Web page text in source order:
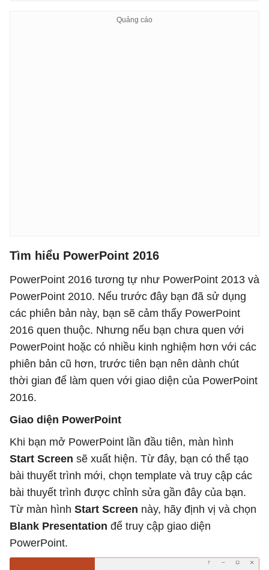
Tìm hiểu PowerPoint 2016
PowerPoint 2016 tương tự như PowerPoint 2013 và
PowerPoint 2010. Nếu trước đây bạn đã sử dụng
các phiên bản này, bạn sẽ cảm thấy PowerPoint
2016 quen thuộc. Nhưng nếu bạn chưa quen với
PowerPoint hoặc có nhiều kinh nghiệm hơn với các
phiên bản cũ hơn, trước tiên bạn nên dành chút
thời gian để làm quen với giao diện của PowerPoint
2016.
Giao diện PowerPoint
Khi bạn mở PowerPoint lần đầu tiên, màn hình
Start Screen sẽ xuất hiện. Từ đây, bạn có thể tạo
bài thuyết trình mới, chọn template và truy cập các
bài thuyết trình được chỉnh sửa gần đây của bạn.
Từ màn hình Start Screen này, hãy định vị và chọn
Blank Presentation để truy cập giao diện
PowerPoint.